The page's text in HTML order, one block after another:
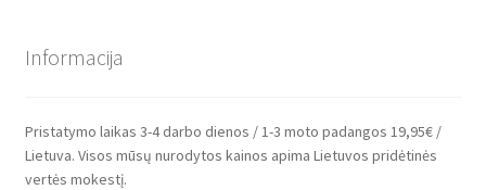
Informacija
Pristatymo laikas 3-4 darbo dienos / 1-3 moto padangos 19,95€ /
Lietuva. Visos mūsų nurodytos kainos apima Lietuvos pridėtinės
vertės mokestį.